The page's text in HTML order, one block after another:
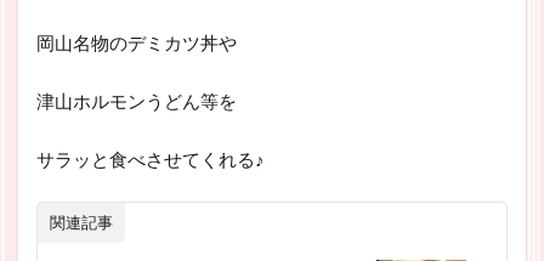
岡山名物のデミカツ丼や
津山ホルモンうどん等を
サラッと食べさせてくれる♪
関連記事